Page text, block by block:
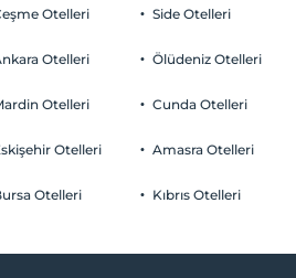
(Tesis bünyesinde)
1 çocuk ücretsizdir
Otelleri
Otelleri
Otelleri
Otelleri
Otelleri
Side Otelleri
Ölüdeniz Otelleri
Cunda Otelleri
Amasra Otelleri
Kıbrıs Otelleri